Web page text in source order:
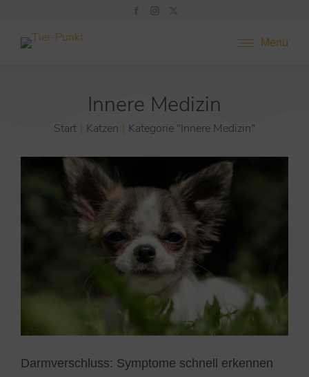
Menü
Innere Medizin
Sie befinden sich hier:
Start Katzen Kategorie "Innere Medizin"
Darmverschluss: Symptome schnell erkennen